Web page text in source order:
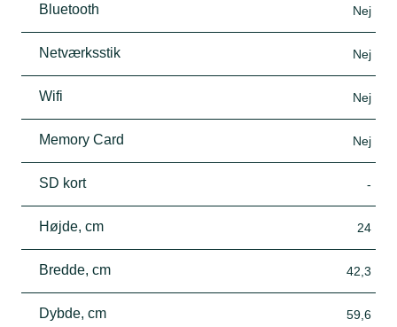
Bluetooth Nej
Netværksstik Nej
Wifi Nej
Memory Card Nej
SD kort -
Højde, cm 24
Bredde, cm 42,3
Dybde, cm 59,6